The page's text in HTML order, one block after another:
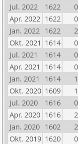
Jul. 2022
1622 0
Apr. 2022 1622 0
Jan. 2022 1622 2
Okt. 2021 1614 0
Jul. 2021
1614 0
Apr. 2021 1614 0
Jan. 2021
1614 1
Okt. 2020 1609 1
Jul. 2020
1616 0
Apr. 2020 1616 2
Jan. 2020 1602 2
Okt. 2019 1620 0